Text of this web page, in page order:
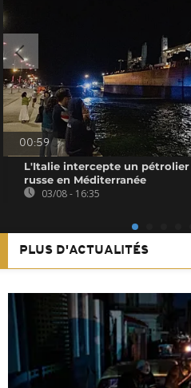
00:59
L'Italie intercepte un
russe en Méditerranée
03/08 - 16:35
PLUS D'ACTUALITÉS